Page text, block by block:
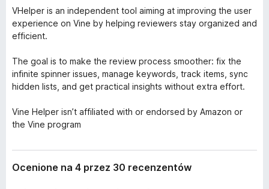
VHelper is an independent tool aiming at improving the user
experience on Vine by helping reviewers stay organized and
efficient.
The goal is to make the review process smoother: fix the
infinite spinner issues, manage keywords, track items, sync
hidden lists, and get practical insights without extra effort.
Vine Helper isn’t affiliated with or endorsed by Amazon or
the Vine program
Ocenione na 4 przez 30 recenzentów